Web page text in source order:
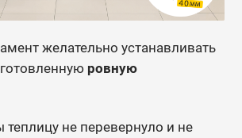
желательно устанавливать
ровную
теплицу не перевернуло и не